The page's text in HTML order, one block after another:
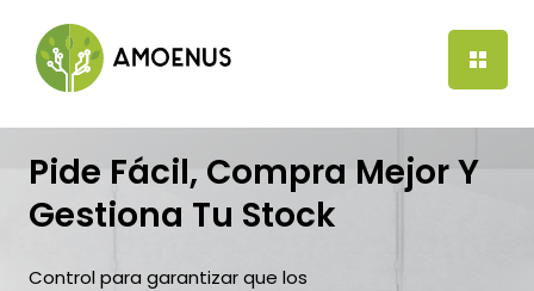
contenido
Pide Fácil, Compra Mejor Y
Gestiona Tu Stock
Control para garantizar que los